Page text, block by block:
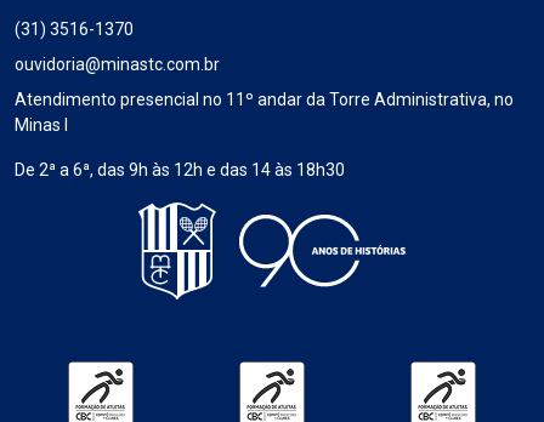
(31) 3516-1370
ouvidoria@minastc.com.br
Atendimento presencial no 11º andar da Torre Administrativa, no
Minas I
De 2ª a 6ª, das 9h às 12h e das 14 às 18h30